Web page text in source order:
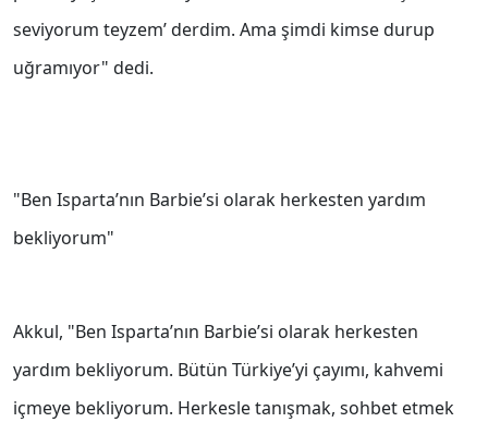
seviyorum teyzem’ derdim. Ama şimdi kimse durup
uğramıyor" dedi.
"Ben Isparta’nın Barbie’si olarak herkesten yardım
bekliyorum"
Akkul, "Ben Isparta’nın Barbie’si olarak herkesten
yardım bekliyorum. Bütün Türkiye’yi çayımı, kahvemi
içmeye bekliyorum. Herkesle tanışmak, sohbet etmek